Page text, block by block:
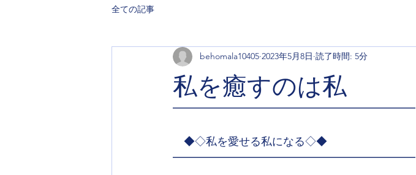
全ての記事
私を癒すのは私
behomala10405 2023年5月8日 読了時間: 5分
━━━━━━━━━━━━━━━━━━━━━━
◆◇私を愛せる私になる◇◆
━━━━━━━━━━━━━━━━━━━━━━